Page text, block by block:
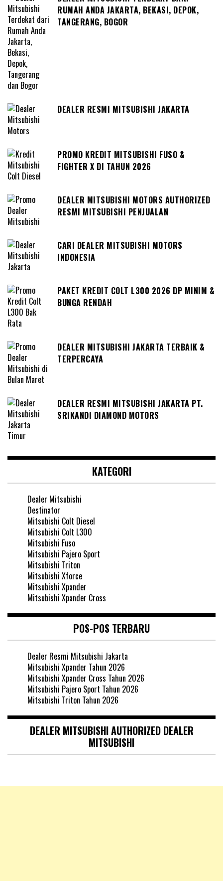
RUMAH ANDA JAKARTA, BEKASI, DEPOK,
TANGERANG, BOGOR
DEALER RESMI MITSUBISHI JAKARTA
PROMO KREDIT MITSUBISHI FUSO &
FIGHTER X DI TAHUN 2026
DEALER MITSUBISHI MOTORS AUTHORIZED
RESMI MITSUBISHI PENJUALAN
CARI DEALER MITSUBISHI MOTORS
INDONESIA
PAKET KREDIT COLT L300 2026 DP MINIM &
BUNGA RENDAH
DEALER MITSUBISHI JAKARTA TERBAIK &
TERPERCAYA
DEALER RESMI MITSUBISHI JAKARTA PT.
SRIKANDI DIAMOND MOTORS
KATEGORI
Dealer Mitsubishi
Destinator
Mitsubishi Colt Diesel
Mitsubishi Colt L300
Mitsubishi Fuso
Mitsubishi Pajero Sport
Mitsubishi Triton
Mitsubishi Xforce
Mitsubishi Xpander
Mitsubishi Xpander Cross
POS-POS TERBARU
Dealer Resmi Mitsubishi Jakarta
Mitsubishi Xpander Tahun 2026
Mitsubishi Xpander Cross Tahun 2026
Mitsubishi Pajero Sport Tahun 2026
Mitsubishi Triton Tahun 2026
DEALER MITSUBISHI AUTHORIZED DEALER
MITSUBISHI